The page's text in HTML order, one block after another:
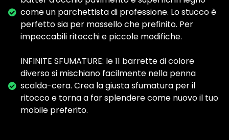
come un parchettista di professione. Lo stucco è
perfetto sia per massello che prefinito. Per
impeccabili ritocchi e piccole modifiche.
INFINITE SFUMATURE: le 11 barrette di colore
diverso si mischiano facilmente nella penna
scalda-cera. Crea la giusta sfumatura per il
ritocco e torna a far splendere come nuovo il tuo
mobile preferito.